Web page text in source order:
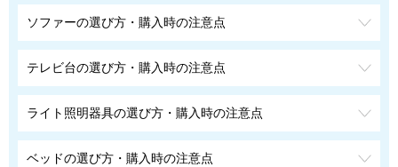
ソファーの選び方・購入時の注意点
テレビ台の選び方・購入時の注意点
ライト照明器具の選び方・購入時の注意点
ベッドの選び方・購入時の注意点